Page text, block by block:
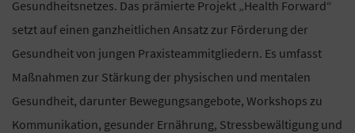
Gesundheitsnetzes. Das prämierte Projekt „Health Forward“
setzt auf einen ganzheitlichen Ansatz zur Förderung der
Gesundheit von jungen Praxisteammitgliedern. Es umfasst
Maßnahmen zur Stärkung der physischen und mentalen
Gesundheit, darunter Bewegungsangebote, Workshops zu
Kommunikation, gesunder Ernährung, Stressbewältigung und